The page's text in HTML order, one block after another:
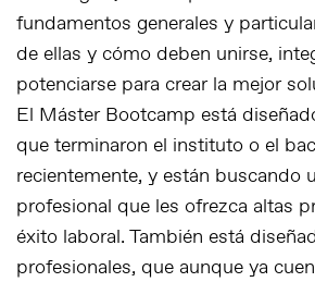
fundamentos generales y
de ellas y cómo deben unirse,
potenciarse para crear la mejor
El Máster Bootcamp está
que terminaron el instituto o el
recientemente, y están buscando
profesional que les ofrezca altas
éxito laboral. También está
profesionales, que aunque ya